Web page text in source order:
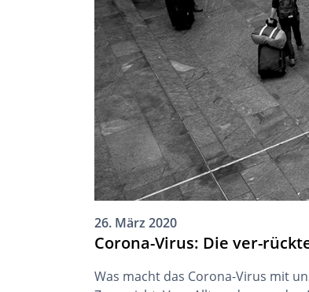
26. März 2020
Corona-Virus: Die ver-
Was macht das Corona-Virus mit